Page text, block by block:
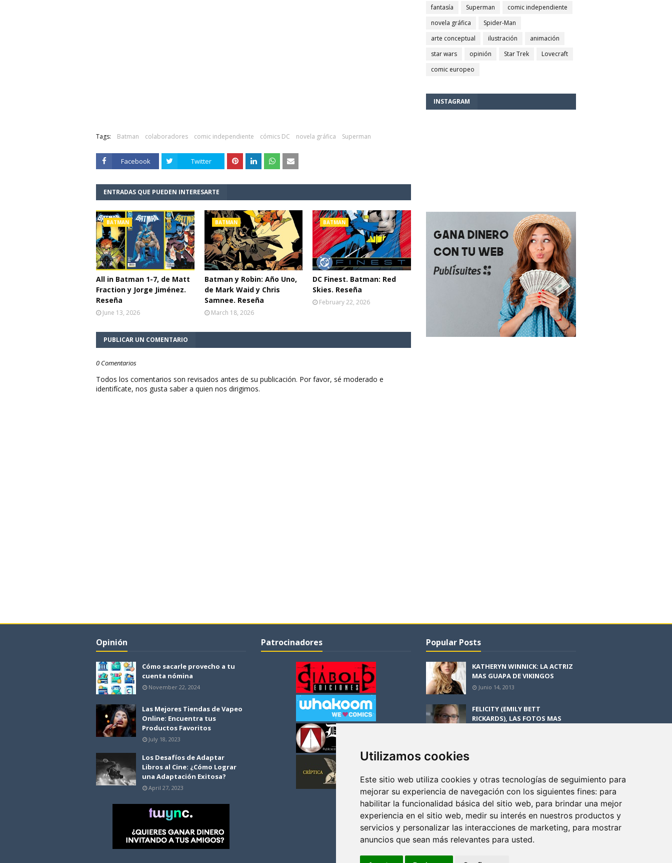
Utilizamos cookies
Este sitio web utiliza cookies y otras tecnologías de seguimiento para
mejorar su experiencia de navegación con los siguientes fines: para
habilitar la funcionalidad básica del sitio web, para brindar una mejor
experiencia en el sitio web, medir su interés en nuestros productos y
servicios y personalizar las interacciones de marketing, para mostrar
anuncios que sean más relevantes para usted.
Tags: Batman colaboradores comic independiente cómics DC novela gráfica Superman
Facebook Twitter
ENTRADAS QUE PUEDEN INTERESARTE
BATMAN
All in Batman 1-7, de Matt
Fraction y Jorge Jiménez.
Reseña
June 13, 2026
BATMAN
Batman y Robin: Año Uno,
de Mark Waid y Chris
Samnee. Reseña
March 18, 2026
BATMAN
DC Finest. Batman: Red
Skies. Reseña
February 22, 2026
PUBLICAR UN COMENTARIO
0 Comentarios
Todos los comentarios son revisados antes de su publicación. Por favor, sé moderado e
identifícate, nos gusta saber a quien nos dirigimos.
fantasía
Superman
comic independiente
novela gráfica
Spider-Man
arte conceptual
ilustración
animación
star wars
opinión Star Trek
Lovecraft
comic europeo
INSTAGRAM
Opinión
Cómo sacarle provecho a tu
cuenta nómina
November 22, 2024
Las Mejores Tiendas de Vapeo
Online: Encuentra tus
Productos Favoritos
July 18, 2023
Los Desafíos de Adaptar
Libros al Cine: ¿Cómo Lograr
una Adaptación Exitosa?
April 27, 2023
Patrocinadores Popular Posts
KATHERYN WINNICK: LA ACTRIZ
MAS GUAPA DE VIKINGOS
Junio 14, 2013
FELICITY (EMILY BETT
RICKARDS), LAS FOTOS MAS
HISTORIA. EPISODIO 3. LA
CRITICA
Mayo 17, 2012